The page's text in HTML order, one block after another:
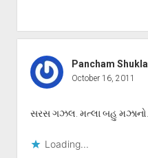
Pancham Shukla
October 16, 2011
સરસ ગઝલ. મત્લા બહુ મઝાનો.
Loading...